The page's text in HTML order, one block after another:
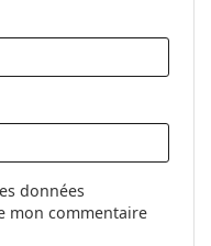
55
données
mon commentaire